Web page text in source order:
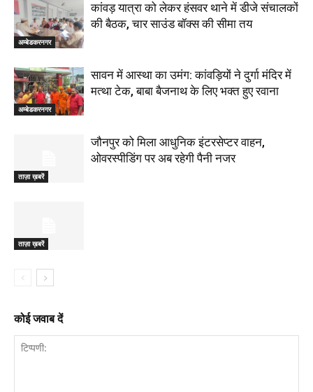
अम्बेडकरनगर
कांवड़ यात्रा को लेकर हंसवर थाने में डीजे संचालकों
की बैठक, चार साउंड बॉक्स की सीमा तय
अम्बेडकरनगर
सावन में आस्था का उमंग: कांवड़ियों ने दुर्गा मंदिर में
मत्था टेक, बाबा बैजनाथ के लिए भक्त हुए रवाना
ताज़ा ख़बरें
जौनपुर को मिला आधुनिक इंटरसेप्टर वाहन,
ओवरस्पीडिंग पर अब रहेगी पैनी नजर
ताज़ा ख़बरें
कोई जवाब दें